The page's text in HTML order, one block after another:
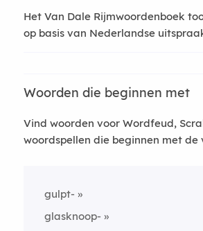
Het Van Dale Rijmwoordenboek
op basis van Nederlandse
Woorden die beginnen met
Vind woorden voor Wordfeud,
woordspellen die beginnen met de
gulpt-
glasknoop-